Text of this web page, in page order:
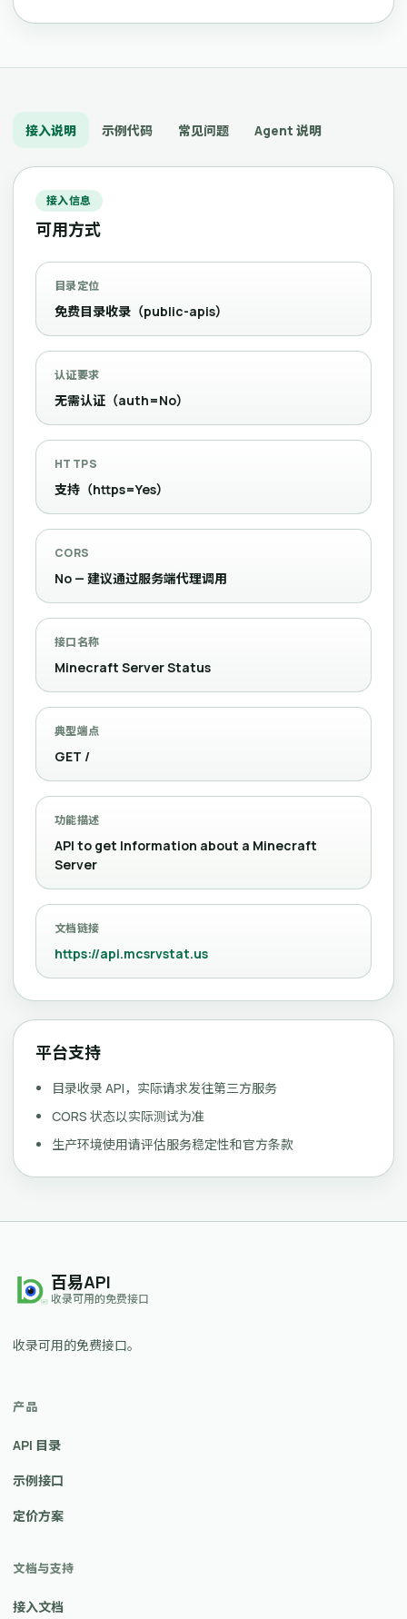
接入说明 示例代码 常见问题 Agent 说明
接入信息
可用方式
目录定位
免费目录收录（public-apis）
认证要求
无需认证（auth=No）
HTTPS
支持（https=Yes）
CORS
No — 建议通过服务端代理调用
接口名称
Minecraft Server Status
典型端点
GET /
功能描述
API to get Information about a Minecraft
Server
文档链接
https://api.mcsrvstat.us
平台支持
目录收录 API，实际请求发往第三方服务
CORS 状态以实际测试为准
生产环境使用请评估服务稳定性和官方条款
百易API
收录可用的免费接口
收录可用的免费接口。
产品
API 目录
示例接口
定价方案
文档与支持
接入文档